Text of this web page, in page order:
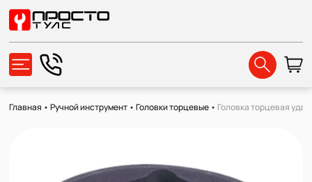
Главная •Ручной инструмент •Головки торцевые • Головка торцевая